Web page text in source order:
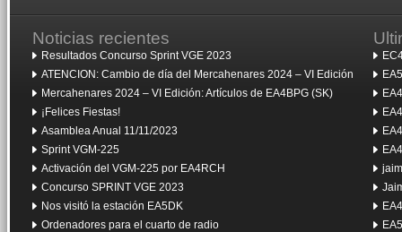
Noticias recientes
Resultados Concurso Sprint VGE 2023
ATENCION: Cambio de día del Mercahenares 2024 – VI Edición
Mercahenares 2024 – VI Edición: Artículos de EA4BPG (SK)
¡Felices Fiestas!
Asamblea Anual 11/11/2023
Sprint VGM-225
Activación del VGM-225 por EA4RCH
Concurso SPRINT VGE 2023
Nos visitó la estación EA5DK
Ordenadores para el cuarto de radio